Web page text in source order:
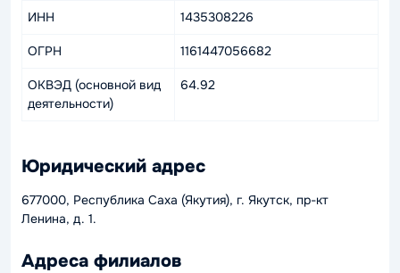
ИНН 1435308226
ОГРН 1161447056682
ОКВЭД (основной вид
деятельности)
64.92
Юридический адрес
677000, Республика Саха (Якутия), г. Якутск, пр-кт
Ленина, д. 1.
Адреса филиалов